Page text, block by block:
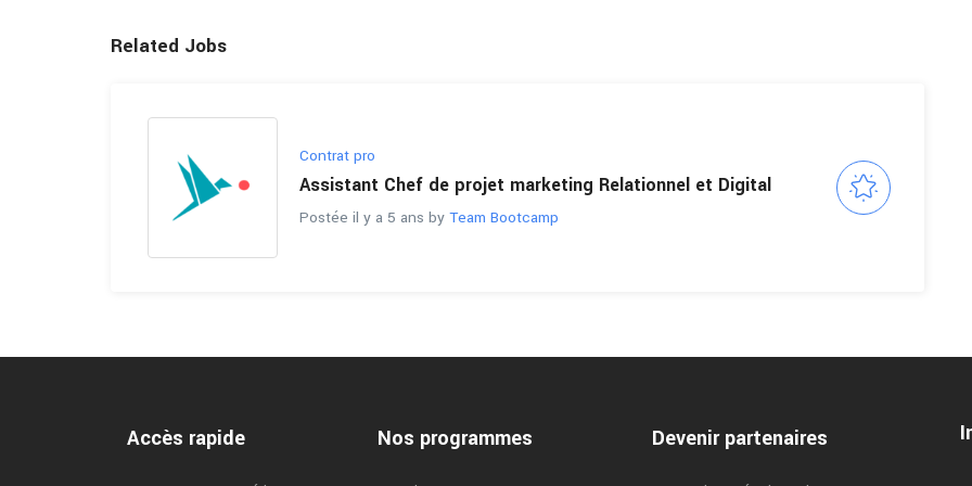
Related Jobs
Contrat pro
Assistant Chef de projet marketing Relationnel et Digital
Postée il y a 5 ans by Team Bootcamp
Accès rapide Nos programmes Devenir partenaires